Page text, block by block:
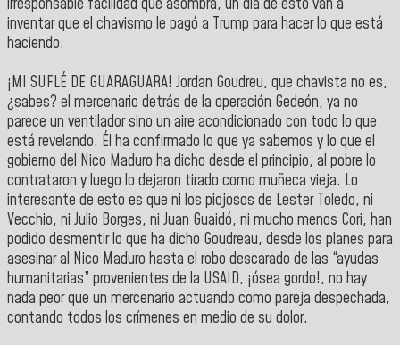
irresponsable facilidad que asombra, un día de esto van a
inventar que el chavismo le pagó a Trump para hacer lo que está
haciendo.
¡MI SUFLÉ DE GUARAGUARA! Jordan Goudreu, que chavista no es,
¿sabes? el mercenario detrás de la operación Gedeón, ya no
parece un ventilador sino un aire acondicionado con todo lo que
está revelando. Él ha confirmado lo que ya sabemos y lo que el
gobierno del Nico Maduro ha dicho desde el principio, al pobre lo
contrataron y luego lo dejaron tirado como muñeca vieja. Lo
interesante de esto es que ni los piojosos de Lester Toledo, ni
Vecchio, ni Julio Borges, ni Juan Guaidó, ni mucho menos Cori, han
podido desmentir lo que ha dicho Goudreau, desde los planes para
asesinar al Nico Maduro hasta el robo descarado de las “ayudas
humanitarias” provenientes de la USAID, ¡ósea gordo!, no hay
nada peor que un mercenario actuando como pareja despechada,
contando todos los crímenes en medio de su dolor.